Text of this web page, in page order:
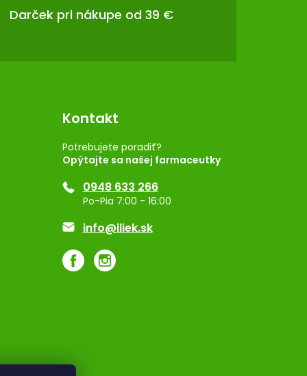
Darček pri nákupe od 39 €
Kontakt
Potrebujete poradiť?
Opýtajte sa našej farmaceutky
0948 633 266
Po-Pia 7:00 - 16:00
info@iliek.sk